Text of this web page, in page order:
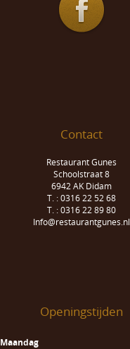
Contact
Restaurant Gunes
Schoolstraat 8
6942 AK Didam
T. : 0316 22 52 68
T. : 0316 22 89 80
Info@restaurantgunes.nl
Openingstijden
Maandag